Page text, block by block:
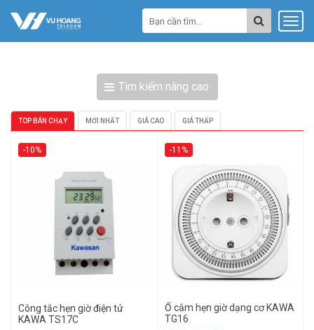
Tìm kiếm nâng cao
TOP BÁN CHẠY MỚI NHẤT GIÁ CAO GIÁ THẤP
-10%
Công tắc hẹn giờ điện tử
KAWA TS17C
-11%
Ổ cắm hẹn giờ dạng cơ KAWA
TG16